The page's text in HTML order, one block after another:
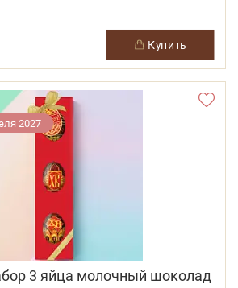
купить
2027
3 яйца молочный шоколад